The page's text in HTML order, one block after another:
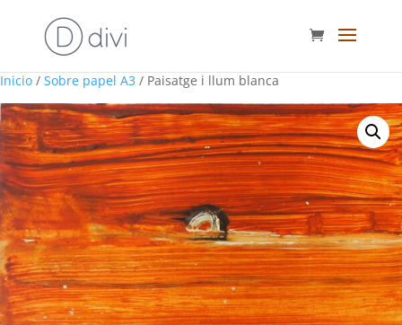
Inicio / Sobre papel A3 / Paisatge i llum blanca